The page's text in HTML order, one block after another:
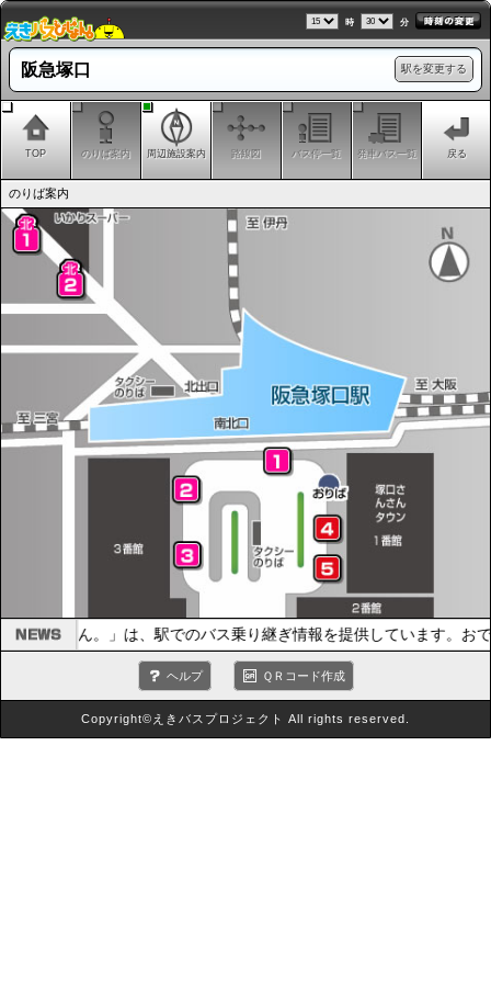
時 分
駅を変更する
阪急塚口
TOP のりば案内 周辺施設案内 路線図 バス停一覧 発車バス一覧 戻る
のりば案内
スびじょん。」は、駅でのバス乗り継ぎ情報を提供しています。お
ヘルプ ＱＲコード作成
Copyright©えきバスプロジェクト All rights reserved.